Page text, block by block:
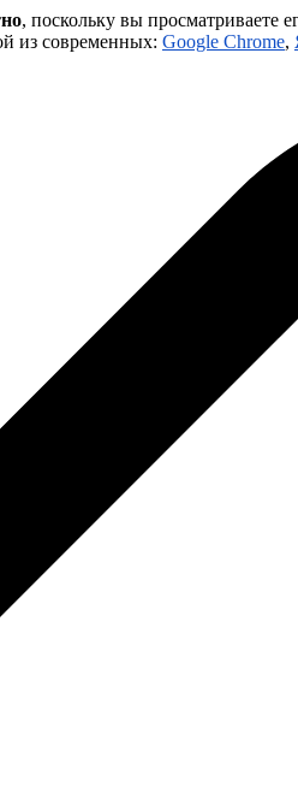
, поскольку вы просматриваете
из современных: Google Chrome,